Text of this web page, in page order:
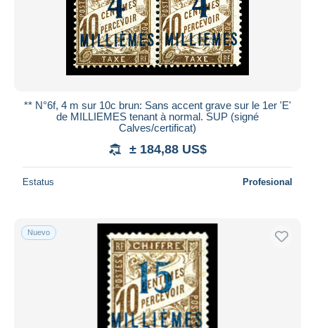
** N°6f, 4 m sur 10c brun: Sans accent grave sur le 1er 'E'
de MILLIEMES tenant à normal. SUP (signé
Calves/certificat)
± 184,88 US$
Estatus Profesional
Nuevo